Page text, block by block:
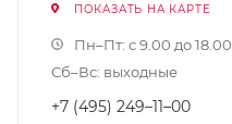
ПОКАЗАТЬ НА КАРТЕ
Пн–Пт: с 9.00 до 18.00
Сб–Вс: выходные
+7 (495) 249–11–00